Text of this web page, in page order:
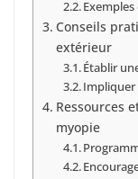
Conseils
extérieur
Établir
Impliquer
Ressources
myopie